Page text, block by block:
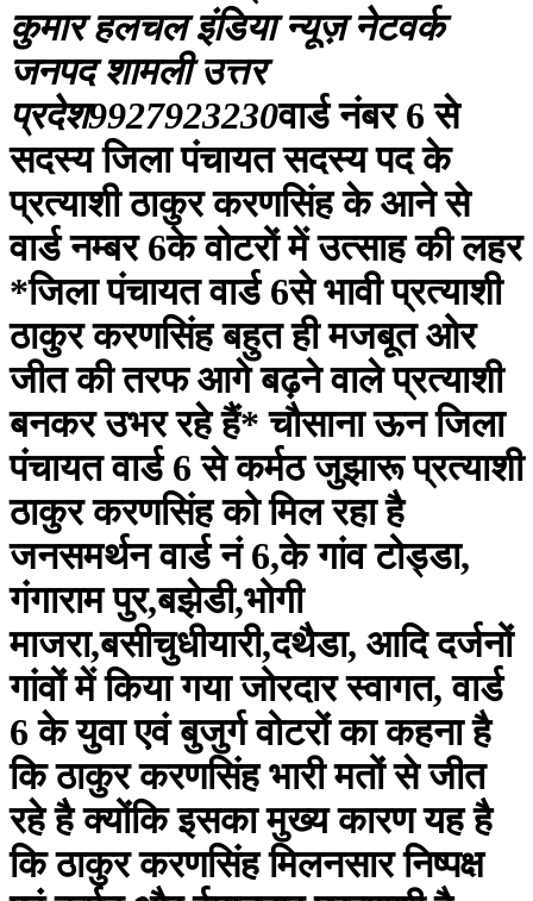
कुमार हलचल इंडिया न्यूज़ नेटवर्क
जनपद शामली उत्तर
प्रदेश9927923230वार्ड नंबर 6 से
सदस्य जिला पंचायत सदस्य पद के
प्रत्याशी ठाकुर करणसिंह के आने से
‌वार्ड नम्बर 6के वोटरों में उत्साह की लहर
*जिला पंचायत वार्ड 6से भावी प्रत्याशी
ठाकुर करणसिंह बहुत ही मजबूत ओर
जीत की तरफ आगे बढ़ने वाले प्रत्याशी
बनकर उभर रहे हैं* चौसाना ऊन जिला
पंचायत वार्ड 6 से कर्मठ जुझारू प्रत्याशी
ठाकुर करणसिंह को मिल रहा है
जनसमर्थन वार्ड नं 6,के गांव टोड्डा,
गंगाराम पुर,बझेडी,भोगी
माजरा,बसीचुधीयारी,दथैडा, आदि दर्जनों
गांवों में किया गया जोरदार स्वागत, वार्ड
6 के युवा एवं बुजुर्ग वोटरों का कहना है
कि ठाकुर करणसिंह भारी मतों से जीत
रहे है क्योंकि इसका मुख्य कारण यह है
कि ठाकुर करणसिंह मिलनसार निष्पक्ष